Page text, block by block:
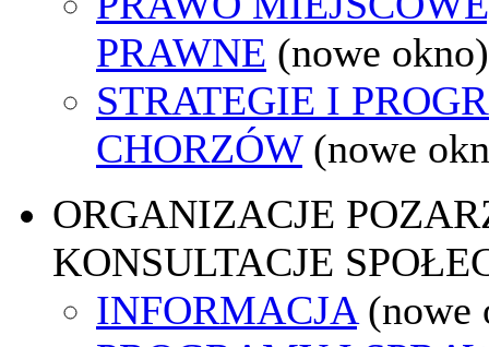
PRAWNE (nowe okno)
STRATEGIE I
CHORZÓW (nowe
ORGANIZACJE
KONSULTACJE
INFORMACJA (nowe